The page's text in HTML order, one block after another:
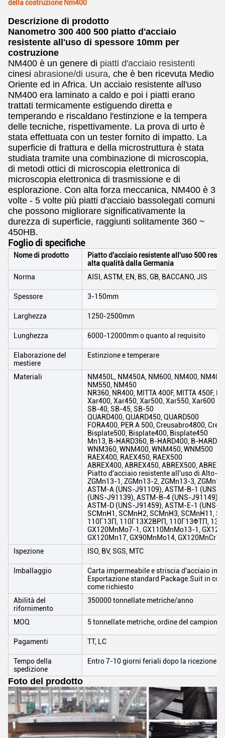
della costruzione Nm400
Descrizione di prodotto
Nanometro 300 400 500 piatto d'acciaio
resistente all'uso di spessore 10mm per
costruzione
NM400 è un genere di piatti d'acciaio resistenti
cinesi abrasione/di usura, che è ben ricevuta Medio
Oriente ed in Africa. Un acciaio resistente all'uso
NM400 era laminato a caldo e poi i piatti erano
trattati termicamente estiguendo diretta e
temperando e riscaldano l'estinzione e la tempera
delle tecniche, rispettivamente. La prova di urto è
stata effettuata con un tester fornito di impatto. La
superficie di frattura e della microstruttura è stata
studiata tramite una combinazione di microscopia,
di metodi ottici di microscopia elettronica di
microscopia elettronica di trasmissione e di
esplorazione. Con alta forza meccanica, NM400 è 3
volte - 5 volte più piatti d'acciaio bassolegati comuni
che possono migliorare significativamente la
durezza di superficie, raggiunti solitamente 360 ~
450HB.
Foglio di specifiche
Nome di prodotto
Piatto d'acciaio resistente all'uso 500
alta qualità dalla Germania
Norma
AISI, ASTM, EN, BS, GB, BACCANO, JIS
Spessore 3-150mm
Larghezza 1250-2500mm
Lunghezza 6000-12000mm o quanto al requisito
Elaborazione del
mestiere
Estinzione e temperare
Materiali
NM450L, NM450A, NM600, NM400,
NM550, NM450
NR360, NR400, MITTA 400F, MITTA 450F,
Xar400, Xar450, Xar500, Xar550, Xar600
SB-40, SB-45, SB-50
QUARD400, QUARD450, QUARD500
FORA400, PER A 500, Creusabro4800,
Bisplate500, Bisplate400, Bisplate450
Mn13, B-HARD360, B-HARD400, B-
WNM360, WNM400, WNM450, WNM500
RAEX400, RAEX450, RAEX500
ABREX400, ABREX450, ABREX500,
Piatto d'acciaio resistente all'uso di Alto-
ZGMn13-1, ZGMn13-2, ZGMn13-3,
ASTM-A (UNS-J91109), ASTM-B-1 (UNS-
(UNS-J91139), ASTM-B-4 (UNS-J91149),
ASTM-D (UNS-J91459), ASTM-E-1 (UNS-
SCMnH1, SCMnH2, SCMnH3, SCMnH11,
110Г13П, 110Г13X2BPП, 110Г13ФTП,
GX120MnMo7-1, GX110MnMo13-1,
GX120Mn17, GX90MnMo14,
Ispezione
ISO, BV, SGS, MTC
Imballaggio
Carta impermeabile e striscia d'acciaio
Esportazione standard Package.Suit in
come richiesto
Abilità del
rifornimento
350000 tonnellate metriche/anno
MOQ 5 tonnellate metriche, ordine del campione
Pagamenti TT, LC
Tempo della
spedizione
Entro 7-10 giorni feriali dopo la ricezione
Foto del prodotto